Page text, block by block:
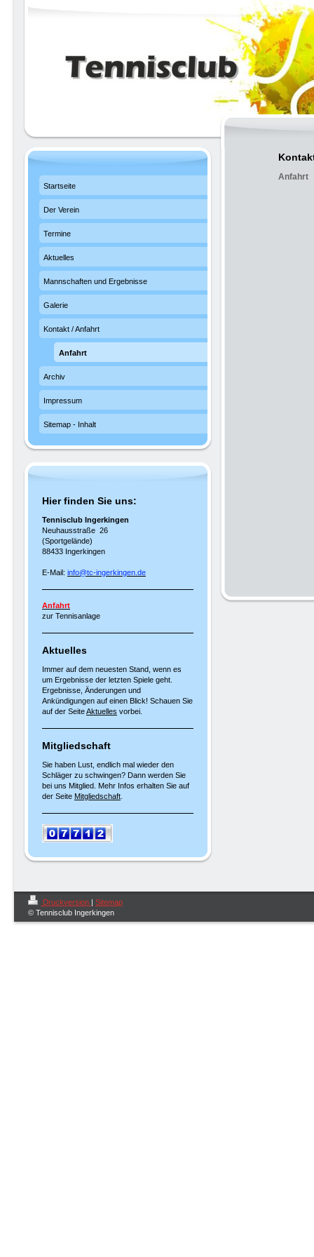
Anfahrt
Startseite
Der Verein
Termine
Aktuelles
Mannschaften und Ergebnisse
Galerie
Kontakt / Anfahrt
Anfahrt
Archiv
Impressum
Sitemap - Inhalt
Hier finden Sie uns:
Tennisclub Ingerkingen
Neuhausstraße 26
(Sportgelände)
88433 Ingerkingen
E-Mail: info@tc-ingerkingen.de
Anfahrt
zur Tennisanlage
Aktuelles
Immer auf dem neuesten Stand, wenn es
um Ergebnisse der letzten Spiele geht.
Ergebnisse, Änderungen und
Ankündigungen auf einen Blick! Schauen Sie
auf der SeiteAktuelles vorbei.
Mitgliedschaft
Sie haben Lust, endlich mal wieder den
Schläger zu schwingen? Dann werden Sie
bei uns Mitglied. Mehr Infos erhalten Sie auf
der Seite Mitgliedschaft
Druckversion | Sitemap
© Tennisclub Ingerkingen